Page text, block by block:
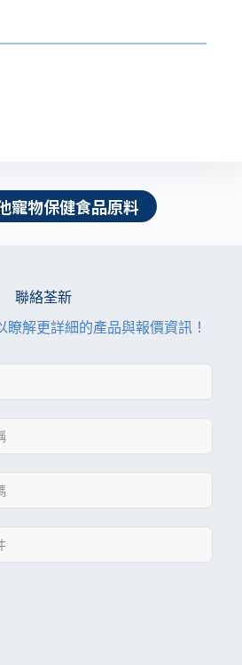
寵物保健食品原料
聯絡荃新
瞭解更詳細的產品與報價資訊！